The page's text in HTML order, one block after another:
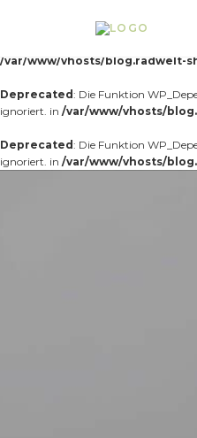
: Die Funktion
/var/www/vhosts/blog.radwelt-
Deprecated : Die Funktion
ignoriert. in /var/www/vhosts/
Deprecated : Die Funktion
ignoriert. in /var/www/vhosts/